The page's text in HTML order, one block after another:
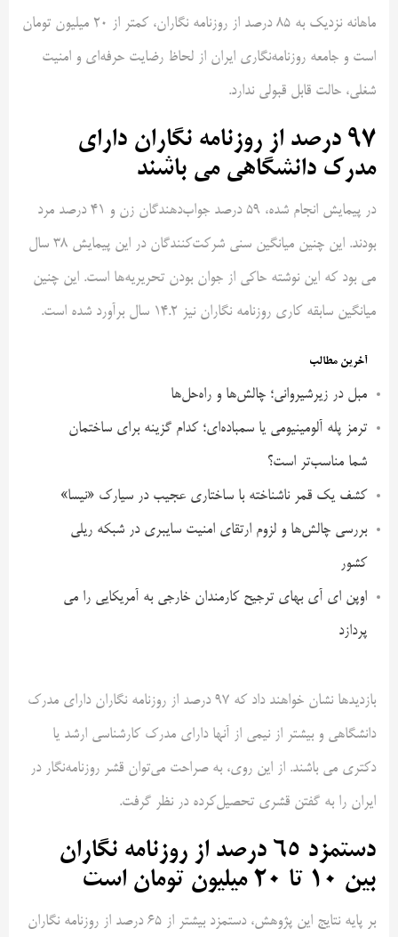
ماهانه نزدیک به 85 درصد از روزنامه نگاران، کمتر از 20 میلیون تومان
است و جامعه روزنامه‌نگاری ایران از لحاظ رضایت حرفه‌ای و امنیت
شغلی، حالت قابل قبولی ندارد.
97 درصد از روزنامه نگاران دارای
مدرک دانشگاهی می باشند
در پیمایش انجام شده، ۵۹ درصد جواب‌دهندگان زن و ۴۱ درصد مرد
بودند. این چنین میانگین سنی شرکت‌کنندگان در این پیمایش 38 سال
می بود که این نوشته حاکی از جوان بودن تحریریه‌ها است. این چنین
میانگین سابقه کاری روزنامه نگاران نیز ۱۴.۲ سال برآورد شده است.
آخرین مطالب
مبل در زیرشیروانی؛ چالش‌ها و راه‌حل‌ها
ترمز پله آلومینیومی یا سمباده‌ای؛ کدام گزینه برای ساختمان
شما مناسب‌تر است؟
کشف یک قمر ناشناخته با ساختاری عجیب در سیارک «نیسا»
بررسی چالش‌ها و لزوم ارتقای امنیت سایبری در شبکه ریلی
کشور
اوپن ای آی بهای ترجیح کارمندان خارجی به آمریکایی را می
پردازد
بازدید‌ها نشان خواهند داد که ۹۷ درصد از روزنامه نگاران دارای مدرک
دانشگاهی و بیشتر از نیمی از آنها دارای مدرک کارشناسی ارشد یا
دکتری می باشند. از این روی، به صراحت می‌توان قشر روزنامه‌نگار در
ایران را به گفتن قشری تحصیل‌کرده در نظر گرفت.
دستمزد 65 درصد از روزنامه نگاران
بین 10 تا 20 میلیون تومان است
بر پایه نتایج این پژوهش‌، دستمزد بیشتر از 65 درصد از روزنامه نگاران